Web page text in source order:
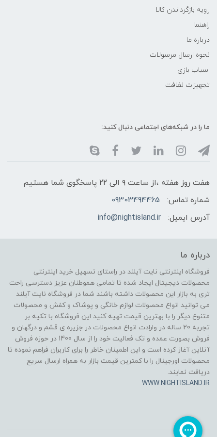
رویه بازگرداندن کالا
راهنما
درباره ما
نحوه ارسال مرسولات
اسباب بازی
تجهیزات نظافت
ما را در شبکه‌های اجتماعی دنبال کنید:
هفت روز هفته ،از ساعت ۹ الی ۲۲ پاسخگوی شما هستیم
شماره تماس:
09303494465
آدرس ایمیل:
info@nightisland.ir
درباره ما
فروشگاه اینترنتی نایت آیلند در راستای تسهیل خرید اینترنتی
محصولات دیجیتال ایجاد شده تا تمامی هموطنان عزیز دسترسی راحت
تری به بازار این محصولات داشته باشند شما در فروشگاه نایت آیلند
می توانید انواع محصولات لوازم خانگی و پوشاک و کفش و محصولات
متنوع دیگر را با بهترین قیمت تهیه کنید این فروشگاه با تکیه بر
تجربه 20 ساله در وارادت انواع محصولات در جزیره ی قشم و درگهان و
فروش بصورت عمده و تک فعالیت خود را از سال 1400 در حوزه فروش
آنلاین آغاز کرده است و این اطمینان خاطر را برای کاربران فراهم نموده تا
محصولات اورجینال را با کمترین قیمت بازار به همراه ارسال سریع
دریافت نمایند.
WWW.NIGHTISLAND.IR